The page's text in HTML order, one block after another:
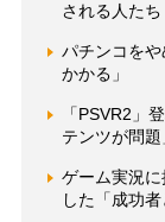
される人たち
パチンコを
かかる」
「PSVR2」
テンツが問
ゲーム実況
した「成功者